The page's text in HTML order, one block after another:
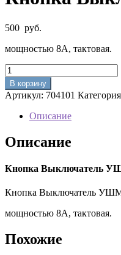
500 руб.
мощностью 8А, тактовая.
Количество
товара
Кнопка
Выключатель
УШМ
Диолд
125
В корзину
Артикул: 704101
Описание
Описание
Кнопка Выключатель
Кнопка Выключатель
мощностью 8А, тактовая.
Похожие